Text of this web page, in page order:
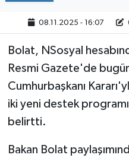
08.11.2025 - 16:07
Bolat, NSosyal
Resmi Gazete'de
Cumhurbaşkanı
iki yeni destek
belirtti.
Bakan Bolat